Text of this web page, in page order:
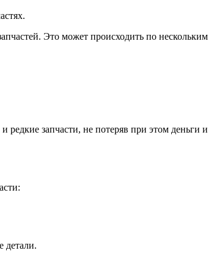
Это может происходить по нескольким
редкие запчасти, не потеряв при этом деньги и
детали.